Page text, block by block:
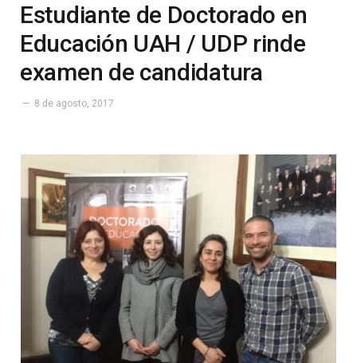
Estudiante de Doctorado en
Educación UAH / UDP rinde
examen de candidatura
8 de agosto, 2017